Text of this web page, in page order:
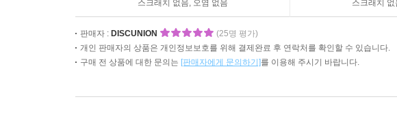
스크래치 없음, 오염 없음 스크래치
판매자 : DISCUNION
(25명 평가)
개인 판매자의 상품은 개인정보보호를 위해 결제완료 후 연락처를 확인할 수 있습니다.
구매 전 상품에 대한 문의는 [판매자에게 문의하기]를 이용해 주시기 바랍니다.